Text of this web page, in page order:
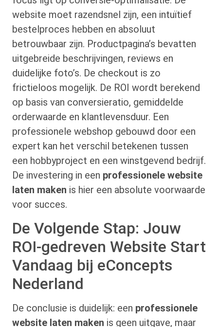
website moet razendsnel zijn, een intuïtief
bestelproces hebben en absoluut
betrouwbaar zijn. Productpagina’s bevatten
uitgebreide beschrijvingen, reviews en
duidelijke foto’s. De checkout is zo
frictieloos mogelijk. De ROI wordt berekend
op basis van conversieratio, gemiddelde
orderwaarde en klantlevensduur. Een
professionele webshop gebouwd door een
expert kan het verschil betekenen tussen
een hobbyproject en een winstgevend bedrijf.
De investering in een professionele website
laten maken is hier een absolute voorwaarde
voor succes.
De Volgende Stap: Jouw
ROI-gedreven Website Start
Vandaag bij eConcepts
Nederland
De conclusie is duidelijk: een professionele
website laten maken is geen uitgave, maar